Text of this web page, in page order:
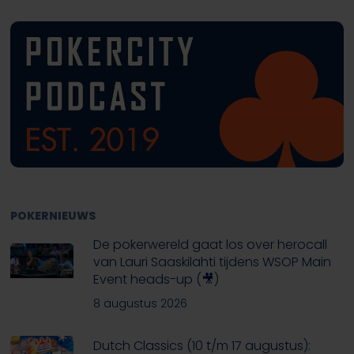
POKERNIEUWS
De pokerwereld gaat los over herocall
van Lauri Saaskilahti tijdens WSOP Main
Event heads-up (🎥)
8 augustus 2026
Dutch Classics (10 t/m 17 augustus):